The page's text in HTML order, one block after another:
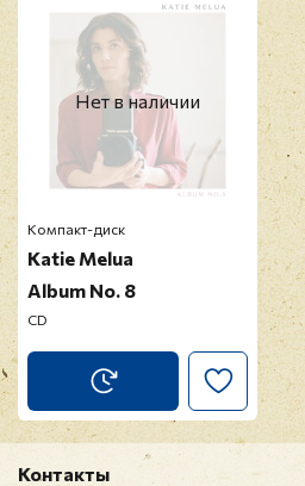
Нет в наличии
Компакт-диск
Katie Melua
Album No. 8
CD
Контакты